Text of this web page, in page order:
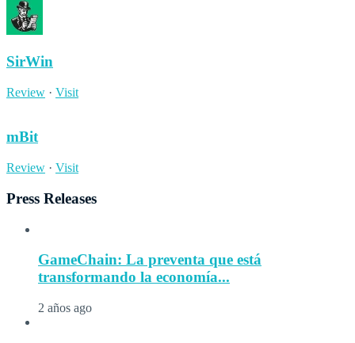
SirWin
Review · Visit
mBit
Review · Visit
Press Releases
GameChain: La preventa que está
transformando la economía...
2 años ago